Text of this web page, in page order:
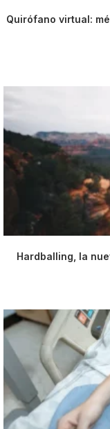
Quirófano virtual:
Hardballing, la